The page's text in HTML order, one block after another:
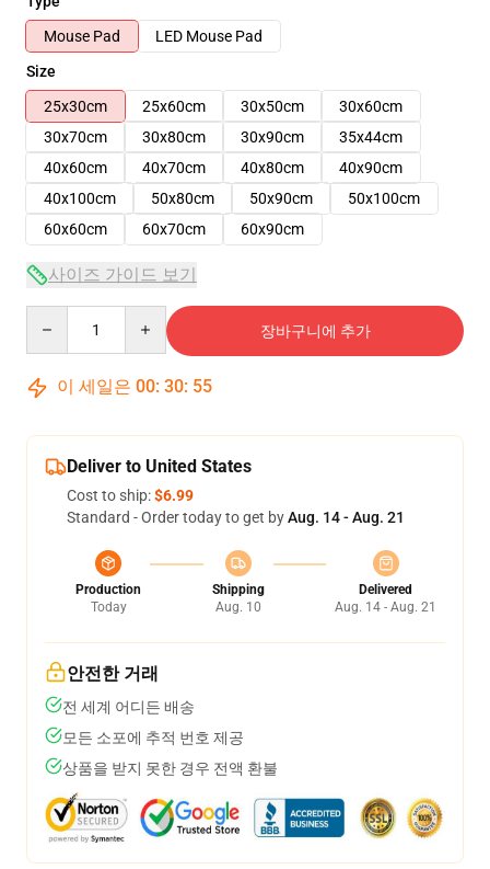
Mouse Pad
LED Mouse Pad
Size
25x30cm
25x60cm 30x50cm
30x60cm
30x70cm
30x80cm 30x90cm
35x44cm
40x60cm
40x70cm 40x80cm
40x90cm
40x100cm
50x80cm 50x90cm
50x100cm
60x60cm
60x70cm 60x90cm
사이즈 가이드 보기
장바구니에 추가
이 세일은 00: 30: 54
Deliver to United States
Cost to ship:$6.99
Standard - Order today to get byAug. 14 - Aug. 21
Production
Today
Shipping
Aug. 10
Delivered
Aug. 14 - Aug. 21
안전한 거래
전 세계 어디든 배송
모든 소포에 추적 번호 제공
상품을 받지 못한 경우 전액 환불